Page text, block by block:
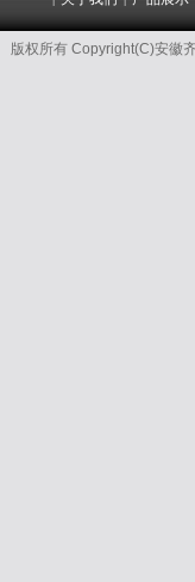
版权所有 Copyright(C)安